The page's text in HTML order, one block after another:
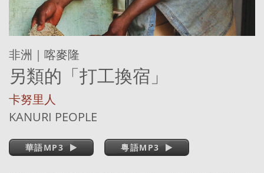
非洲｜喀麥隆
另類的「打工換宿」
卡努里人
KANURI PEOPLE
華語MP3 粵語MP3